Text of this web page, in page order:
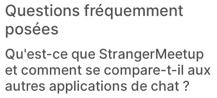
Questions fréquemment
posées
Qu'est-ce que StrangerMeetup
et comment se compare-t-il aux
autres applications de chat ?